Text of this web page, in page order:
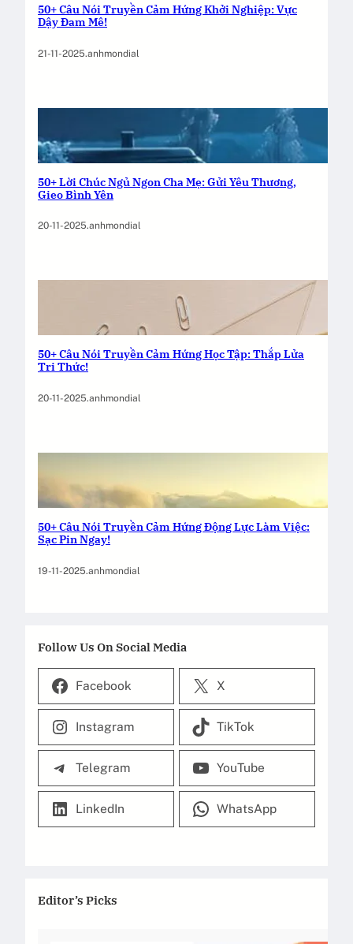
50+ Câu Nói Truyền Cảm Hứng Khởi Nghiệp: Vực
Dậy Đam Mê!
21-11-2025.anhmondial
50+ Lời Chúc Ngủ Ngon Cha Mẹ: Gửi Yêu Thương,
Gieo Bình Yên
20-11-2025.anhmondial
50+ Câu Nói Truyền Cảm Hứng Học Tập: Thắp Lửa
Tri Thức!
20-11-2025.anhmondial
50+ Câu Nói Truyền Cảm Hứng Động Lực Làm Việc:
Sạc Pin Ngay!
19-11-2025.anhmondial
Follow Us On Social Media
Facebook X
Instagram TikTok
Telegram YouTube
LinkedIn WhatsApp
Editor’s Picks